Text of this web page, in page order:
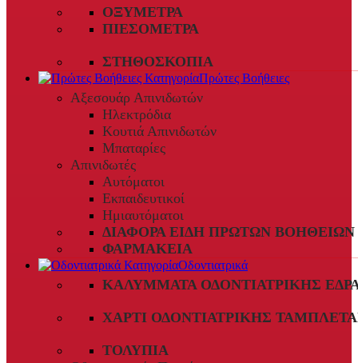
ΟΞΎΜΕΤΡΑ
ΠΙΕΣΌΜΕΤΡΑ
ΣΤΗΘΟΣΚΌΠΙΑ
Πρώτες Βοήθειες
Αξεσουάρ Απινιδωτών
Ηλεκτρόδια
Κουτιά Απινιδωτών
Μπαταρίες
Απινιδωτές
Αυτόματοι
Εκπαιδευτικοί
Ημιαυτόματοι
ΔΙΆΦΟΡΑ ΕΊΔΗ ΠΡΏΤΩΝ ΒΟΗΘΕΙΏΝ
ΦΑΡΜΑΚΕΊΑ
Οδοντιατρικά
ΚΑΛΎΜΜΑΤΑ ΟΔΟΝΤΙΑΤΡΙΚΉΣ
ΧΑΡΤΊ ΟΔΟΝΤΙΑΤΡΙΚΉΣ
ΤΟΛΎΠΙΑ